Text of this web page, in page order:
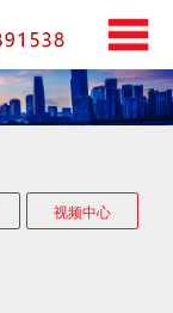
视频中心